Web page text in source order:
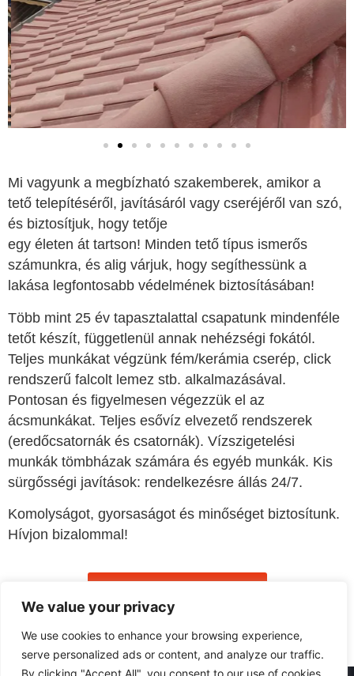
We value your privacy
We use cookies to enhance your browsing experience,
serve personalized ads or content, and analyze our traffic.
By clicking "Accept All", you consent to our use of cookies.
Mi vagyunk a megbízható szakemberek, amikor a
tető telepítéséről, javításáról vagy cseréjéről van szó,
és biztosítjuk, hogy tetője
egy életen át tartson! Minden tető típus ismerős
számunkra, és alig várjuk, hogy segíthessünk a
lakása legfontosabb védelmének biztosításában!
Több mint 25 év tapasztalattal csapatunk mindenféle
tetőt készít, függetlenül annak nehézségi fokától.
Teljes munkákat végzünk fém/kerámia cserép, click
rendszerű falcolt lemez stb. alkalmazásával.
Pontosan és figyelmesen végezzük el az
ácsmunkákat. Teljes esővíz elvezető rendszerek
(eredőcsatornák és csatornák). Vízszigetelési
munkák tömbházak számára és egyéb munkák. Kis
sürgősségi javítások: rendelkezésre állás 24/7.
Komolyságot, gyorsaságot és minőséget biztosítunk.
Hívjon bizalommal!